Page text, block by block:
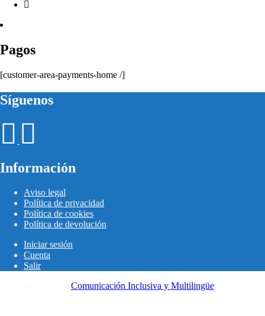
Pagos
[customer-area-payments-home /]
Síguenos
Información
Aviso legal
Política de privacidad
Política de cookies
Política de devolución
Iniciar sesión
Cuenta
Salir
Comunicación Inclusiva y Multilingüe